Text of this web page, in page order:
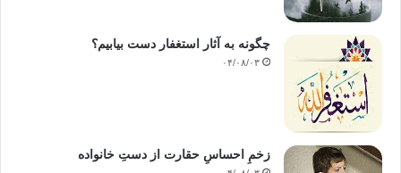
چگونه به آثار استغفار دست بیابیم؟
۰۴/۰۸/۰۳
زخمِ احساسِ حقارت از دستِ خانواده